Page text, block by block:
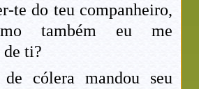
te do teu companheiro,
também eu me
de ti?
cólera mandou seu